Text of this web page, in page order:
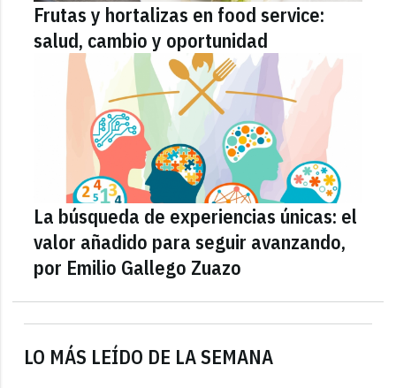
LO MÁS LEÍDO DE LA SEMANA
Frutas y hortalizas en food service:
salud, cambio y oportunidad
La búsqueda de experiencias únicas: el
valor añadido para seguir avanzando,
por Emilio Gallego Zuazo